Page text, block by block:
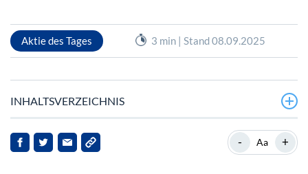
Aktie des Tages 3 min | Stand 08.09.2025
INHALTSVERZEICHNIS
Wie hat sich Kroger in einem gemischten
Einzelhandelssektor entwickelt?
- Aa +